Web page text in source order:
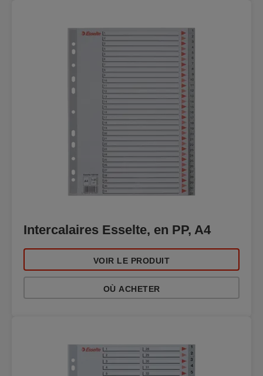
Intercalaires Esselte, en PP, A4
VOIR LE PRODUIT
OÙ ACHETER